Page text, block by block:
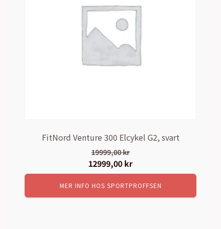
FitNord Venture 300 Elcykel G2, svart
19999,00kr
Det
ursprungliga
priset
var:
12999,00 kr
nuvarande
priset
är:
MER INFO HOS SPORTPROFFSEN